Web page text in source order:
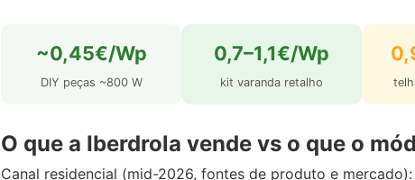
~0,45€/Wp
DIY peças ~800 W
0,7–1,1€/Wp
kit varanda retalho
O que a Iberdrola vende vs o que o
Canal residencial (mid-2026, fontes de produto e